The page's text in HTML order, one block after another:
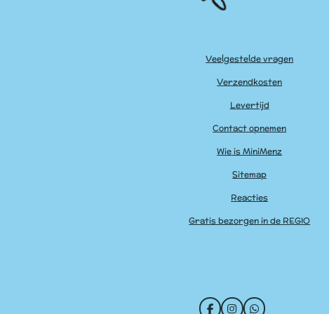
Veelgestelde vragen
Verzendkosten
Levertijd
Contact opnemen
Wie is MiniMenz
Sitemap
Reacties
Gratis bezorgen in de REGIO